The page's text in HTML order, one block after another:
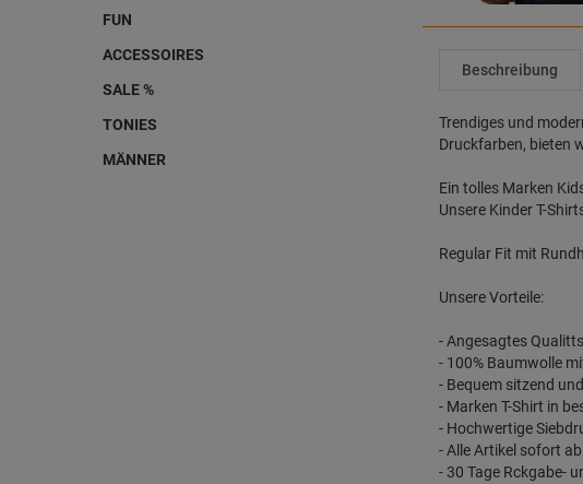
FUN
ACCESSOIRES
SALE %
TONIES
MÄNNER
Beschreibung
Trendiges und
Druckfarben, bieten
Ein tolles Marken
Unsere Kinder T-
Regular Fit mit
Unsere Vorteile:
- Angesagtes
- 100% Baumwolle
- Bequem sitzend
- Marken T-Shirt in
- Hochwertige
- Alle Artikel sofort
- 30 Tage Rckgabe-